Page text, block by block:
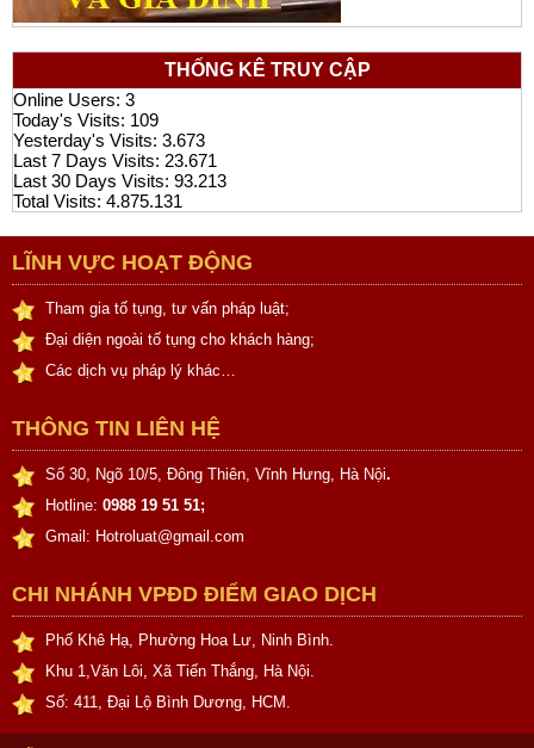
THỐNG KÊ TRUY CẬP
Online Users: 3
Today's Visits: 109
Yesterday's Visits: 3.673
Last 7 Days Visits: 23.671
Last 30 Days Visits: 93.213
Total Visits: 4.875.131
LĨNH VỰC HOẠT ĐỘNG
Tham gia tố tụng, tư vấn pháp luật;
Đại diện ngoài tố tụng cho khách hàng;
Các dịch vụ pháp lý khác…
THÔNG TIN LIÊN HỆ
Số 30, Ngõ 10/5, Đông Thiên, Vĩnh Hưng, Hà Nội.
Hotline: 0988 19 51 51;
Gmail: Hotroluat@gmail.com
CHI NHÁNH VPĐD ĐIỂM GIAO DỊCH
Phố Khê Hạ, Phường Hoa Lư, Ninh Bình.
Khu 1,Văn Lôi, Xã Tiến Thắng, Hà Nội.
Số: 411, Đại Lộ Bình Dương, HCM.